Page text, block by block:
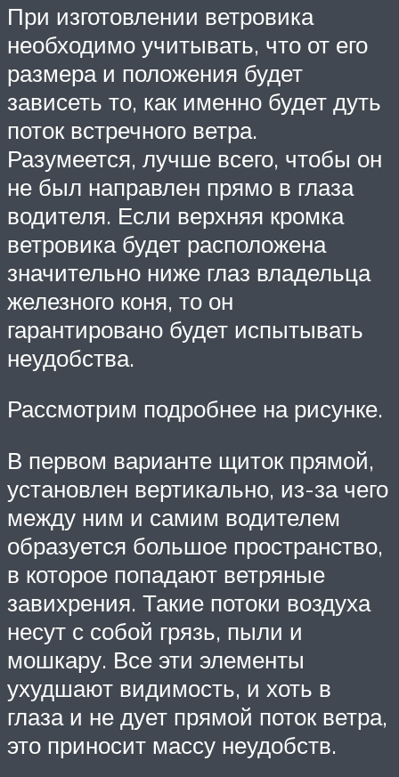
При изготовлении ветровика
необходимо учитывать, что от его
размера и положения будет
зависеть то, как именно будет дуть
поток встречного ветра.
Разумеется, лучше всего, чтобы он
не был направлен прямо в глаза
водителя. Если верхняя кромка
ветровика будет расположена
значительно ниже глаз владельца
железного коня, то он
гарантировано будет испытывать
неудобства.
Рассмотрим подробнее на рисунке.
В первом варианте щиток прямой,
установлен вертикально, из-за чего
между ним и самим водителем
образуется большое пространство,
в которое попадают ветряные
завихрения. Такие потоки воздуха
несут с собой грязь, пыли и
мошкару. Все эти элементы
ухудшают видимость, и хоть в
глаза и не дует прямой поток ветра,
это приносит массу неудобств.